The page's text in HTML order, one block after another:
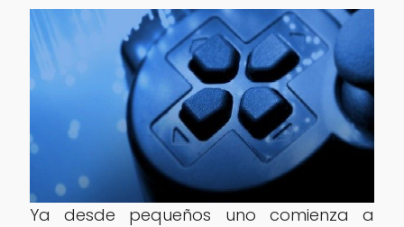
Ya desde pequeños uno comienza a